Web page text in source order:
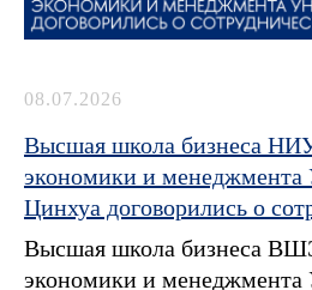
08.07.2026
Высшая школа бизнеса
экономики и менеджмента
Цинхуа договорились о
Высшая школа бизнеса
экономики и менеджмента